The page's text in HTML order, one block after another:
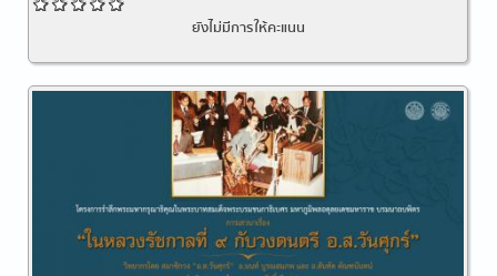
ยังไม่มีการให้คะแนน